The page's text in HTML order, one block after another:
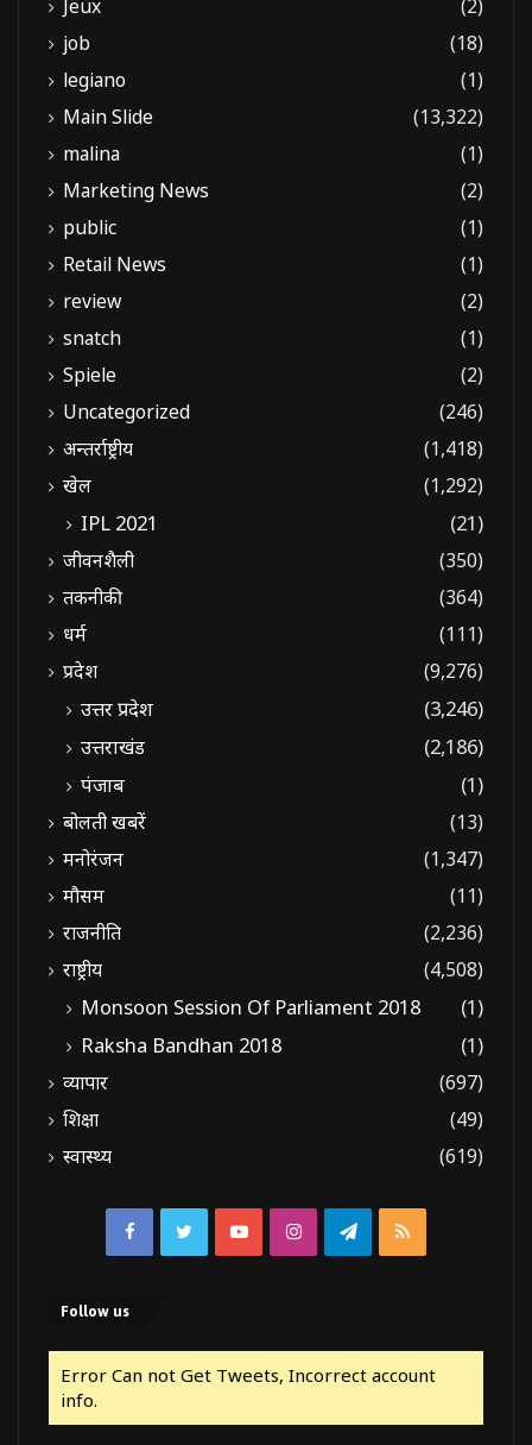
Jeux
(2)
job
(18)
legiano
(1)
Main Slide
(13,322)
malina
(1)
Marketing News
(2)
public
(1)
Retail News
(1)
review
(2)
snatch
(1)
Spiele
(2)
Uncategorized
(246)
अन्तर्राष्ट्रीय
(1,418)
खेल
(1,292)
IPL 2021 (21)
जीवनशैली
(350)
तकनीकी
(364)
धर्म
(111)
प्रदेश
(9,276)
उत्तर प्रदेश
(3,246)
उत्तराखंड
(2,186)
पंजाब
(1)
बोलती खबरें
(13)
मनोरंजन
(1,347)
मौसम
(11)
राजनीति
(2,236)
राष्ट्रीय
(4,508)
Monsoon Session Of Parliament 2018
(1)
Raksha Bandhan 2018
(1)
व्यापार
(697)
शिक्षा
(49)
स्वास्थ्य
(619)
FacebookTwitterYouTubeInstagramTelegram
RSS
Follow us
Error Can not Get Tweets, Incorrect account
info.